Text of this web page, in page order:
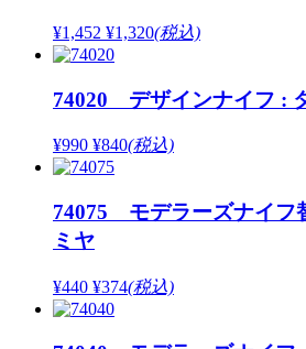
¥1,452 ¥1,320(税込)
74020 デザインナイフ :
¥990 ¥840(税込)
74075 モデラーズナイフ
ミヤ
¥440 ¥374(税込)